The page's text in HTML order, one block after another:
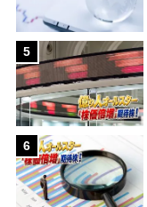
5
6